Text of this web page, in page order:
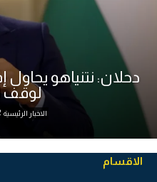
دحلان: نتنياهو
لوقف
الاخبار الرئيسية 2
الاقسام